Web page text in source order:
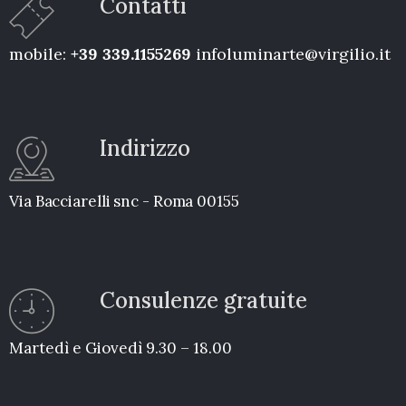
Contatti
mobile: +39 339.1155269 infoluminarte@virgilio.it
Indirizzo
Via Bacciarelli snc - Roma 00155
Consulenze gratuite
Martedì e Giovedì 9.30 – 18.00